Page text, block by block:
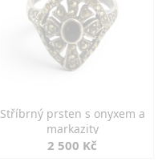
Stříbrný prsten s onyxem a
markazity
2 500 Kč